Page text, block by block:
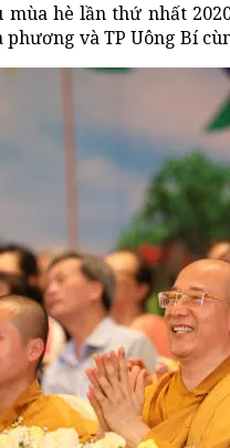
hè lần thứ nhất
và TP Uông Bí